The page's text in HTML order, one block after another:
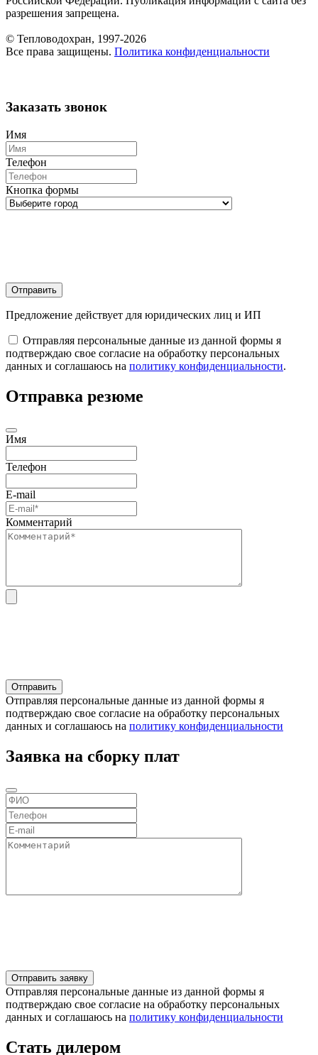
разрешения запрещена.
© Тепловодохран, 1997-2026
Все права защищены. Политика конфиденциальности
Заказать звонок
Имя
Телефон
Кнопка формы
Отправить
Предложение действует для юридических лиц и ИП
Отправляя персональные данные из данной формы я
подтверждаю свое согласие на обработку персональных
данных и соглашаюсь на политику конфиденциальности.
Отправка резюме
Имя
Телефон
E-mail
Комментарий
Отправляя персональные данные из данной формы я
подтверждаю свое согласие на обработку персональных
данных и соглашаюсь на политику конфиденциальности
Заявка на сборку плат
Отправляя персональные данные из данной формы я
подтверждаю свое согласие на обработку персональных
данных и соглашаюсь на политику конфиденциальности
Стать дилером